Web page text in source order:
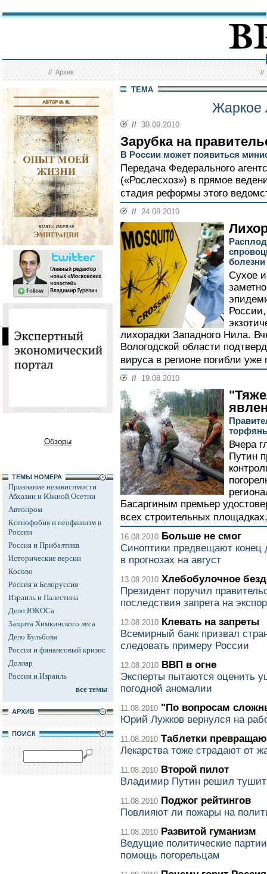
//Архив //
Обзоры
ТЕМЫ НОМЕРА
Признание независимости
Абхазии и Южной Осетии
Автопром
Ксенофобия и неофашизм в
России
Россия и Прибалтика
Исторические версии
Косово
Россия и Белоруссия
Израиль и Палестина
Дело ЮКОСа
Защита Химкинского леса
Дело Бульбова
Россия и финансовый кризис
Доллар
Россия и Израиль
все темы
АРХИВ
ПОИСК
ТЕМА
Жаркое
// 30.09.2010
Зарубка на
В России может появиться
Передача Федерального
(«Рослесхоз») в прямое
стадия реформы этого
// 24.08.2010
болезни
Сухое и
лихорадки Западного Нила.
Вологодской области
вируса в регионе погибли уже
// 19.08.2010
Вчера
Путин
Басаргиным премьер
всех строительных
16.08.2010 Больше не смог
Синоптики предвещают конец
в прогнозах на август
13.08.2010 Хлебобулочное
Президент поручил
последствия запрета на
12.08.2010 Клевать на запреты
Всемирный банк призвал
следовать примеру России
12.08.2010 ВВП в огне
Эксперты пытаются оценить
погодной аномалии
11.08.2010 "По вопросам
Юрий Лужков вернулся на
11.08.2010 Таблетки
Лекарства тоже страдают от
11.08.2010 Второй пилот
Владимир Путин решил
11.08.2010 Поджог рейтингов
Повлияют ли пожары на
11.08.2010 Развитой гуманизм
Ведущие политические
помощь погорельцам